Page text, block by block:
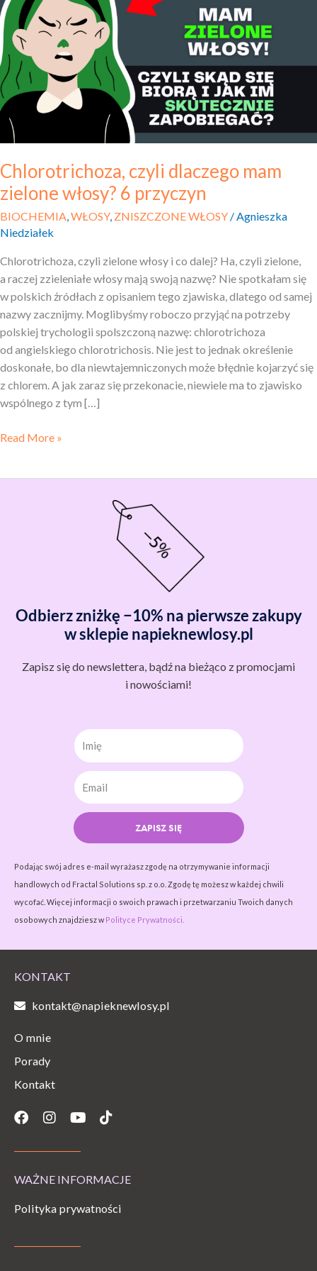
Chlorotrichoza, czyli dlaczego mam
zielone włosy? 6 przyczyn
BIOCHEMIA,WŁOSY, ZNISZCZONE WŁOSY /Agnieszka
Niedziałek
Chlorotrichoza, czyli zielone włosy i co dalej? Ha, czyli zielone,
a raczej zzieleniałe włosy mają swoją nazwę? Nie spotkałam się
w polskich źródłach z opisaniem tego zjawiska, dlatego od samej
nazwy zacznijmy. Moglibyśmy roboczo przyjąć na potrzeby
polskiej trychologii spolszczoną nazwę: chlorotrichoza
od angielskiego chlorotrichosis. Nie jest to jednak określenie
doskonałe, bo dla niewtajemniczonych może błędnie kojarzyć się
z chlorem. A jak zaraz się przekonacie, niewiele ma to zjawisko
wspólnego z tym […]
dlaczego
mam
zielone
włosy?
6
przyczyn
Read More »
Odbierz zniżkę −10% na pierwsze zakupy
w sklepie napieknewlosy.pl
Zapisz się do newslettera, bądź na bieżąco z promocjami
i nowościami!
Imię
ZAPISZ SIĘ
Podając swój adres e-mail wyrażasz zgodę na otrzymywanie informacji
handlowych od Fractal Solutions sp. z o.o. Zgodę tę możesz w każdej chwili
wycofać. Więcej informacji o swoich prawach i przetwarzaniu Twoich danych
osobowych znajdziesz w Polityce Prywatności.
KONTAKT
kontakt@napieknewlosy.pl
O mnie
Porady
Kontakt
Facebook
Instagram
YoutubeTiktok
WAŻNE INFORMACJE
Polityka prywatności